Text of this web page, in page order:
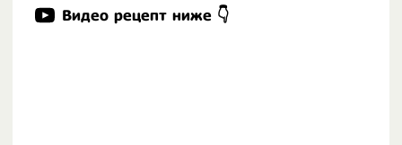
Видео рецепт ниже 👇